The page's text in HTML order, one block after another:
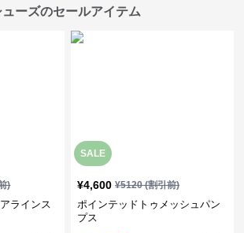
ーズのセールアイテム
)
ラインス
SALE
¥4,600 ¥5120(割引前)
ポインテッドトゥメッシュパン
プス